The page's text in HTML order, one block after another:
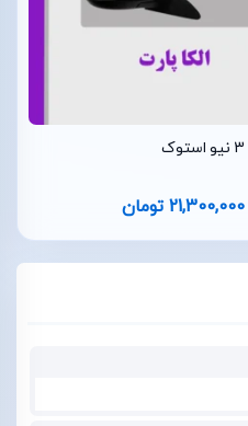
21,300,000 تومان